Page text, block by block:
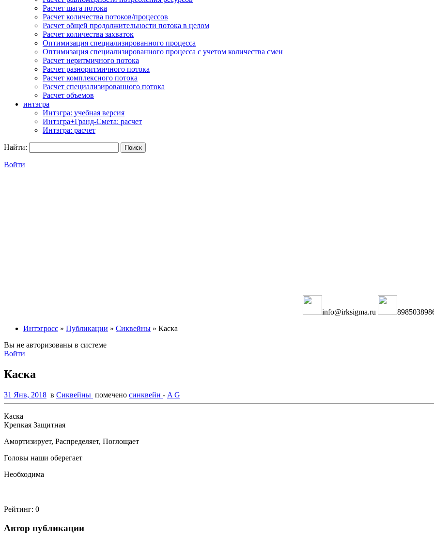
Расчет шага потока
Расчет количества потоков/процессов
Расчет общей продолжительности потока в целом
Расчет количества захваток
Оптимизация специализированного процесса
Оптимизация специализированного процесса с учетом количества смен
Расчет неритмичного потока
Расчет разноритмичного потока
Расчет комплексного потока
Расчет специализированного потока
Расчет объемов
интэгра
Интэгра: учебная версия
Интэгра+Гранд-Смета: расчет
Интэгра: расчет
Найти:
Войти
info@irksigma.ru
Интэгросс » Публикации » Сиквейны » Каска
Вы не авторизованы в системе
Войти
Каска
31 Янв, 2018 в Сиквейны помечено синквейн - A G
Каска
Крепкая Защитная
Амортизирует, Распределяет, Поглощает
Головы наши оберегает
Необходима
Рейтинг: 0
Автор публикации